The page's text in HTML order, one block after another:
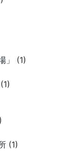
」 (1)
(1)